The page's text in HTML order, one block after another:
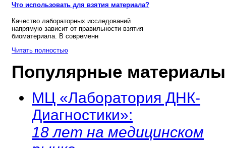
Что использовать для взятия материала?
Качество лабораторных исследований
напрямую зависит от правильности взятия
биоматериала. В современн
Читать полностью
Популярные материалы
МЦ «Лаборатория ДНК-
Диагностики»:
18 лет на медицинском